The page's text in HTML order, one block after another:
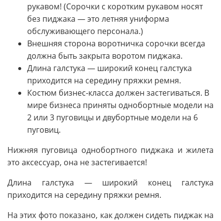
рукавом! (Сорочки с коротким рукавом носят
без пиджака — это летняя униформа
обслуживающего персонала.)
Внешняя сторона воротничка сорочки всегда
должна быть закрыта воротом пиджака.
Длина галстука — широкий конец галстука
приходится на середину пряжки ремня.
Костюм бизнес-класса должен застегиваться. В
мире бизнеса приняты однобортные модели на
2 или 3 пуговицы и двубортные модели на 6
пуговиц.
Нижняя пуговица однобортного пиджака и жилета
это аксессуар, она не застегивается!
Длина галстука — широкий конец галстука
приходится на середину пряжки ремня.
На этих фото показано, как должен сидеть пиджак на